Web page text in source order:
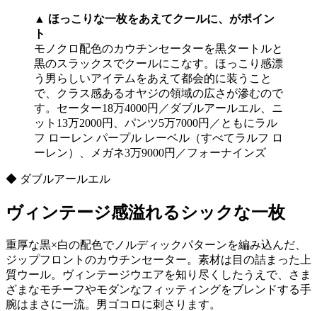
▲ ほっこりな一枚をあえてクールに、がポイン
ト
モノクロ配色のカウチンセーターを黒タートルと
黒のスラックスでクールにこなす。ほっこり感漂
う男らしいアイテムをあえて都会的に装うこと
で、クラス感あるオヤジの領域の広さが滲むので
す。セーター18万4000円／ダブルアールエル、ニ
ット13万2000円、パンツ5万7000円／ともにラル
フ ローレン パープル レーベル（すべてラルフ ロ
ーレン）、メガネ3万9000円／フォーナインズ
◆ ダブルアールエル
ヴィンテージ感溢れるシックな一枚
重厚な黒×白の配色でノルディックパターンを編み込んだ、
ジップフロントのカウチンセーター。素材は目の詰まった上
質ウール。ヴィンテージウエアを知り尽くしたうえで、さま
ざまなモチーフやモダンなフィッティングをブレンドする手
腕はまさに一流。男ゴコロに刺さります。